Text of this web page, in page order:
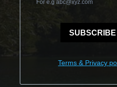
For e.g abc@xyz.com
SUBSCRIBE
Terms & Privacy